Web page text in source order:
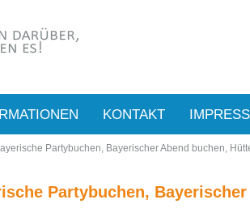
KONTAKT
Partybuchen, Bayerischer Abend buchen,
Partybuchen,